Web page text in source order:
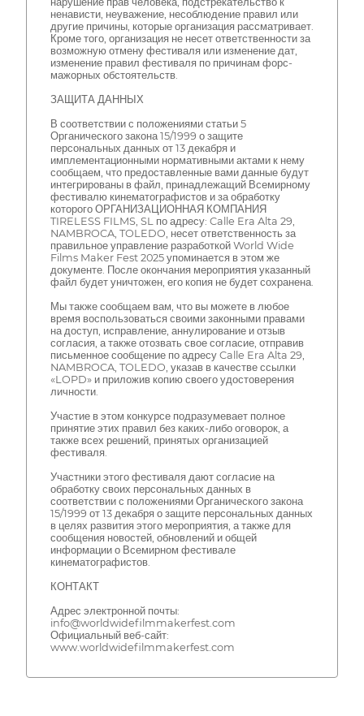
ненависти, неуважение, несоблюдение правил или
другие причины, которые организация рассматривает.
Кроме того, организация не несет ответственности за
возможную отмену фестиваля или изменение дат,
изменение правил фестиваля по причинам форс-
мажорных обстоятельств.
ЗАЩИТА ДАННЫХ
В соответствии с положениями статьи 5
Органического закона 15/1999 о защите
персональных данных от 13 декабря и
имплементационными нормативными актами к нему
сообщаем, что предоставленные вами данные будут
интегрированы в файл, принадлежащий Всемирному
фестивалю кинематографистов и за обработку
которого ОРГАНИЗАЦИОННАЯ КОМПАНИЯ
TIRELESS FILMS, SL по адресу: Calle Era Alta 29,
NAMBROCA, TOLEDO, несет ответственность за
правильное управление разработкой World Wide
Films Maker Fest 2025 упоминается в этом же
документе. После окончания мероприятия указанный
файл будет уничтожен, его копия не будет сохранена.
Мы также сообщаем вам, что вы можете в любое
время воспользоваться своими законными правами
на доступ, исправление, аннулирование и отзыв
согласия, а также отозвать свое согласие, отправив
письменное сообщение по адресу Calle Era Alta 29,
NAMBROCA, TOLEDO, указав в качестве ссылки
«LOPD» и приложив копию своего удостоверения
личности.
Участие в этом конкурсе подразумевает полное
принятие этих правил без каких-либо оговорок, а
также всех решений, принятых организацией
фестиваля.
Участники этого фестиваля дают согласие на
обработку своих персональных данных в
соответствии с положениями Органического закона
15/1999 от 13 декабря о защите персональных данных
в целях развития этого мероприятия, а также для
сообщения новостей, обновлений и общей
информации о Всемирном фестивале
кинематографистов.
КОНТАКТ
Адрес электронной почты:
info@worldwidefilmmakerfest.com
Официальный веб-сайт:
www.worldwidefilmmakerfest.com